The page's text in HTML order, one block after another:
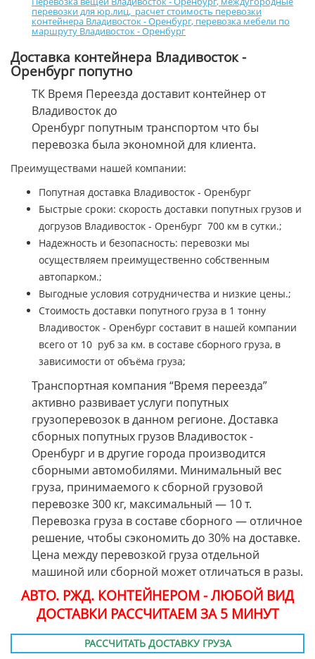
перевозки для юр.лиц, расчет стоимость перевозки
контейнера Владивосток - Оренбург, перевозка мебели по
маршруту Владивосток - Оренбург
Доставка контейнера Владивосток -
Оренбург попутно
ТК Время Переезда доставит контейнер от
Владивосток до
Оренбург попутным транспортом что бы
перевозка была экономной для клиента.
Преимуществами нашей компании:
Попутная доставка Владивосток - Оренбург
Быстрые сроки: скорость доставки попутных грузов и
догрузов Владивосток - Оренбург 700 км в сутки.;
Надежность и безопасность: перевозки мы
осуществляем преимущественно собственным
автопарком.;
Выгодные условия сотрудничества и низкие цены.;
Стоимость доставки попутного груза в 1 тонну
Владивосток - Оренбург составит в нашей компании
всего от 10 руб за км. в составе сборного груза, в
зависимости от объёма груза;
Транспортная компания “Время переезда”
активно развивает услуги попутных
грузоперевозок в данном регионе. Доставка
сборных попутных грузов Владивосток -
Оренбург и в другие города производится
сборными автомобилями. Минимальный вес
груза, принимаемого к сборной грузовой
перевозке 300 кг, максимальный — 10 т.
Перевозка груза в составе сборного — отличное
решение, чтобы сэкономить до 30% на доставке.
Цена между перевозкой груза отдельной
машиной или сборной может отличаться в разы.
АВТО. РЖД. КОНТЕЙНЕРОМ - ЛЮБОЙ ВИД
ДОСТАВКИ РАССЧИТАЕМ ЗА 5 МИНУТ
РАССЧИТАТЬ ДОСТАВКУ ГРУЗА